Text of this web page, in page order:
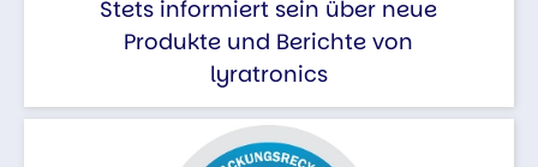
Stets informiert sein über neue
Produkte und Berichte von
lyratronics